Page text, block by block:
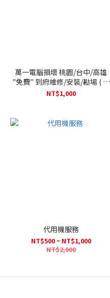
萬一電腦損壞 桃園/台中/高雄
"免費" 到府維修/安裝/勘場 ( 最
多1次 )
NT$1,000
代用機服務
NT$500 ~ NT$1,000
NT$2,000